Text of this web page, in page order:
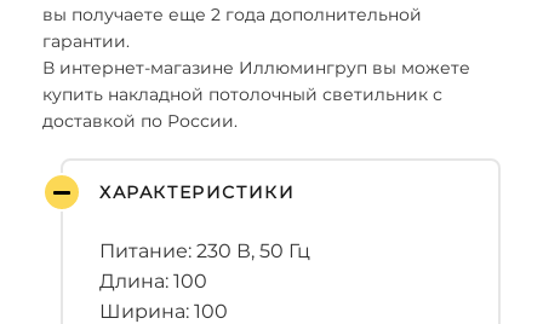
вы получаете еще 2 года дополнительной
гарантии.
В интернет-магазине Иллюмингруп вы можете
купить накладной потолочный светильник с
доставкой по России.
ХАРАКТЕРИСТИКИ
Питание: 230 В, 50 Гц
Длина: 100
Ширина: 100